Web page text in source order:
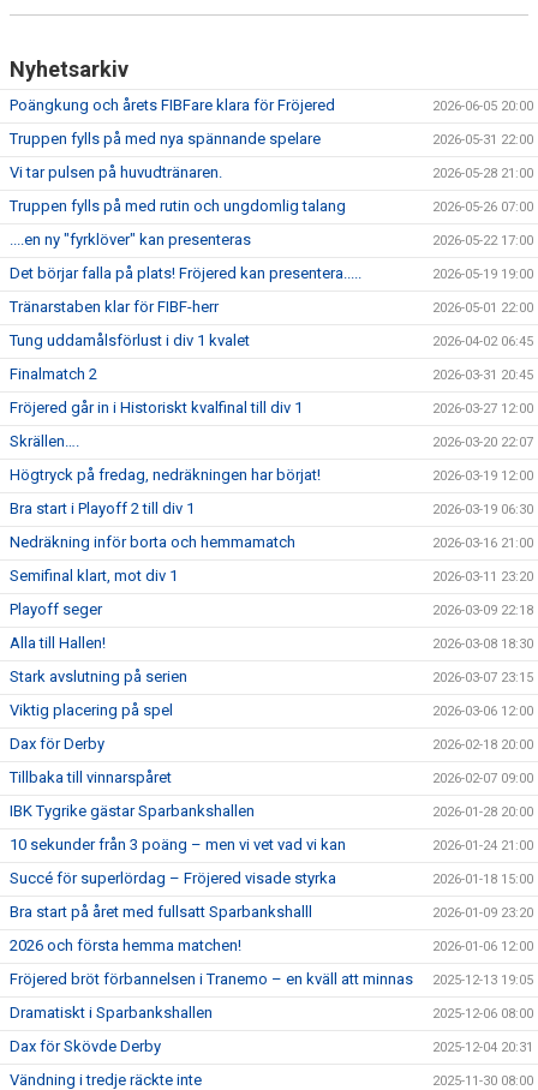
Nyhetsarkiv
Poängkung och årets FIBFare klara för Fröjered 2026-06-05 20:00
Truppen fylls på med nya spännande spelare 2026-05-31 22:00
Vi tar pulsen på huvudtränaren. 2026-05-28 21:00
Truppen fylls på med rutin och ungdomlig talang 2026-05-26 07:00
....en ny "fyrklöver" kan presenteras 2026-05-22 17:00
Det börjar falla på plats! Fröjered kan presentera..... 2026-05-19 19:00
Tränarstaben klar för FIBF-herr 2026-05-01 22:00
Tung uddamålsförlust i div 1 kvalet 2026-04-02 06:45
Finalmatch 2 2026-03-31 20:45
Fröjered går in i Historiskt kvalfinal till div 1 2026-03-27 12:00
Skrällen…. 2026-03-20 22:07
Högtryck på fredag, nedräkningen har börjat! 2026-03-19 12:00
Bra start i Playoff 2 till div 1 2026-03-19 06:30
Nedräkning inför borta och hemmamatch 2026-03-16 21:00
Semifinal klart, mot div 1 2026-03-11 23:20
Playoff seger 2026-03-09 22:18
Alla till Hallen! 2026-03-08 18:30
Stark avslutning på serien 2026-03-07 23:15
Viktig placering på spel 2026-03-06 12:00
Dax för Derby 2026-02-18 20:00
Tillbaka till vinnarspåret 2026-02-07 09:00
IBK Tygrike gästar Sparbankshallen 2026-01-28 20:00
10 sekunder från 3 poäng – men vi vet vad vi kan 2026-01-24 21:00
Succé för superlördag – Fröjered visade styrka 2026-01-18 15:00
Bra start på året med fullsatt Sparbankshalll 2026-01-09 23:20
2026 och första hemma matchen! 2026-01-06 12:00
Fröjered bröt förbannelsen i Tranemo – en kväll att minnas 2025-12-13 19:05
Dramatiskt i Sparbankshallen 2025-12-06 08:00
Dax för Skövde Derby 2025-12-04 20:31
Vändning i tredje räckte inte 2025-11-30 08:00